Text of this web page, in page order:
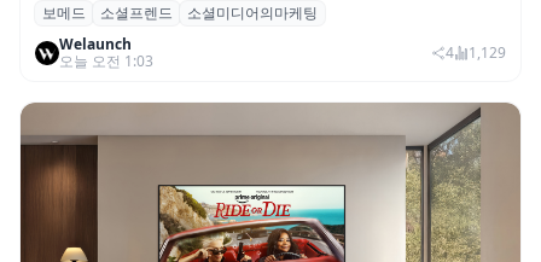
보메드 ‘소셜프렌드’, 유튜브·인스타 등 6개
SNS 마케팅 통합 지원
보메드 소셜프렌드
소셜미디어의마케팅
Welaunch
오늘 오전 1:03
4 1,129